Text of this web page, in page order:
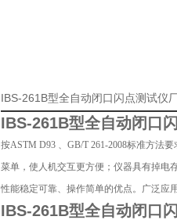
IBS-261B型全自动闭口闪点测试仪
IBS-261B型全自动闭口
按ASTM D93 、GB/T 261-2008标准方法
菜单，使人机交互更方便；仪器具有掉电
性能稳定可靠、操作简单的优点。广泛应
IBS-261B型全自动闭口